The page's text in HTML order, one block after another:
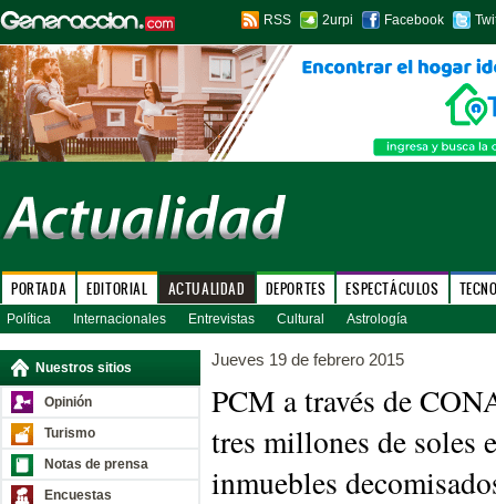
RSS 2urpi Facebook
PORTADA EDITORIAL ACTUALIDAD DEPORTES ESPECTÁCULOS
Política Internacionales Entrevistas Cultural Astrología
Nuestros sitios
Opinión
Turismo
Notas de prensa
Encuestas
Jueves 19 de febrero 2015
PCM a través de
tres millones de soles
inmuebles